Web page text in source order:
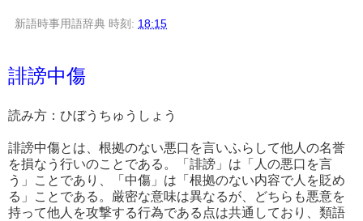
新語時事用語辞典 時刻: 18:15
誹謗中傷
読み方：ひぼうちゅうしょう
誹謗中傷とは、根拠のない悪口を言いふらして他人の名誉
を損なう行いのことである。「誹謗」は「人の悪口を言
う」ことであり、「中傷」は「根拠のない内容で人を貶め
る」ことである。厳密な意味は異なるが、どちらも悪意を
持って他人を攻撃する行為である点は共通しており、類語